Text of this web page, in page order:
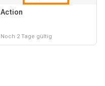
Action
Noch 2 Tage gültig